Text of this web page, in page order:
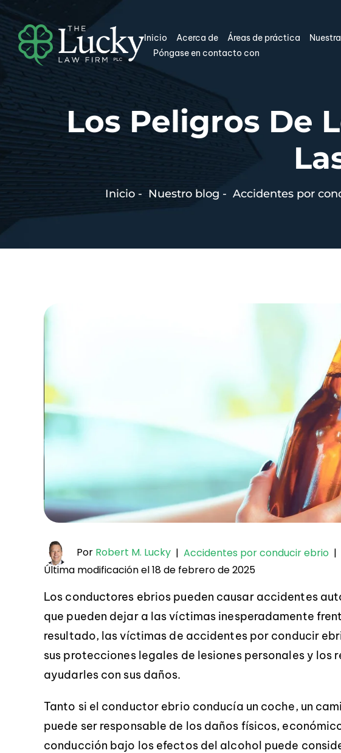
Inicio Acerca de Áreas de práctica
Póngase en contacto con
Los Peligros De
Inicio - Nuestro blog - Accidentes por
Por Robert M. Lucky | Accidentes por conducir ebrio |
Última modificación el 18 de febrero de 2025
Los conductores ebrios pueden causar accidentes
que pueden dejar a las víctimas inesperadamente
resultado, las víctimas de accidentes por conducir
sus protecciones legales de lesiones personales y los
ayudarles con sus daños.
Tanto si el conductor ebrio conducía un coche, un
puede ser responsable de los daños físicos,
conducción bajo los efectos del alcohol puede